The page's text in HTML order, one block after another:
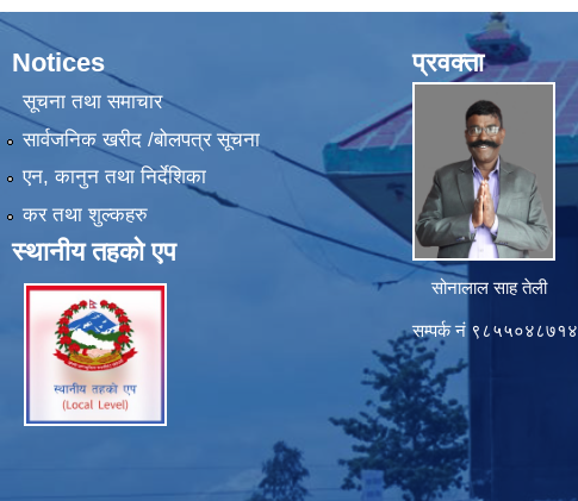
Notices
सूचना तथा समाचार
सार्वजनिक खरीद /बोलपत्र सूचना
एन, कानुन तथा निर्देशिका
कर तथा शुल्कहरु
स्थानीय तहको एप
प्रवक्ता
सोनालाल साह तेली
सम्पर्क नं ९८५५०४८७१४